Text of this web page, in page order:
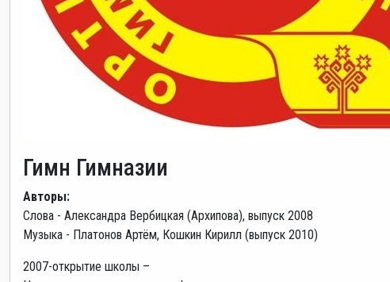
Гимн Гимназии
Авторы:
Слова - Александра Вербицкая (Архипова), выпуск 2008
Музыка - Платонов Артём, Кошкин Кирилл (выпуск 2010)
2007-открытие школы –